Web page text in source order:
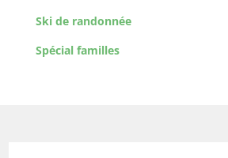
Ski de randonnée
Spécial familles